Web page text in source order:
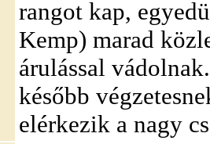
rangot kap,
Kemp) marad
árulással
később
elérkezik a nagy